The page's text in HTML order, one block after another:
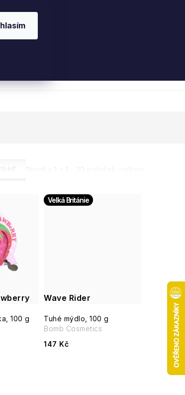
Stránka 1 1 20 položek celkem
100 g
Wave Rider
Velká Británie
Tuhé mýdlo, 100 g
147 Kč
Bomb Cosmetics